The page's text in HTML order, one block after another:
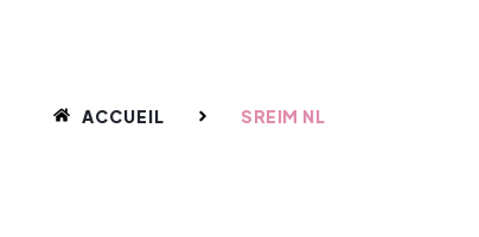
ACCUEIL SREIM NL